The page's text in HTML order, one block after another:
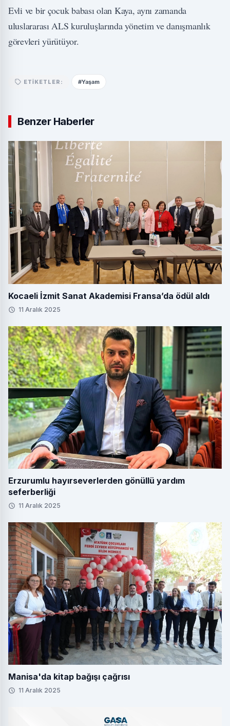
Evli ve bir çocuk babası olan Kaya, aynı zamanda
uluslararası ALS kuruluşlarında yönetim ve danışmanlık
görevleri yürütüyor.
ETIKETLER: #Yaşam
Benzer Haberler
Kocaeli İzmit Sanat Akademisi Fransa’da ödül aldı
11 Aralık 2025
Erzurumlu hayırseverlerden gönüllü yardım
seferberliği
11 Aralık 2025
Manisa'da kitap bağışı çağrısı
11 Aralık 2025